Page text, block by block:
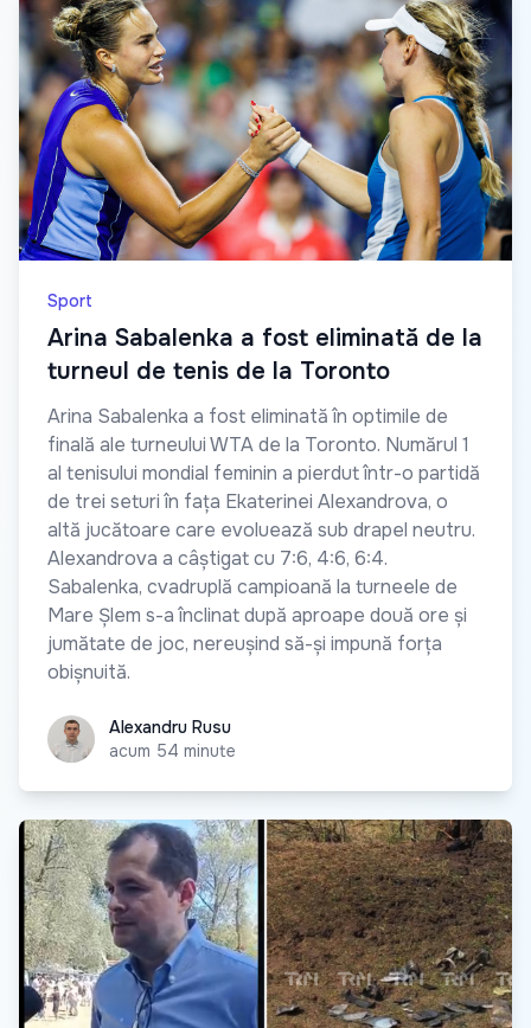
Sport
Arina Sabalenka a fost eliminată de la
turneul de tenis de la Toronto
Arina Sabalenka a fost eliminată în optimile de
finală ale turneului WTA de la Toronto. Numărul 1
al tenisului mondial feminin a pierdut într-o partidă
de trei seturi în fața Ekaterinei Alexandrova, o
altă jucătoare care evoluează sub drapel neutru.
Alexandrova a câștigat cu 7:6, 4:6, 6:4.
Sabalenka, cvadruplă campioană la turneele de
Mare Șlem s-a înclinat după aproape două ore și
jumătate de joc, nereușind să-și impună forța
obișnuită.
Alexandru Rusu
Alexandru Rusu
acum 54 minute